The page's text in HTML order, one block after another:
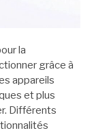
la
grâce à
appareils
et plus
Différents